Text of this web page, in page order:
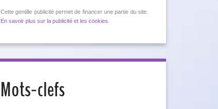
Cette gentille publicité permet de financer une partie du site.
En savoir plus sur la publicité et les cookies
Mots-clefs